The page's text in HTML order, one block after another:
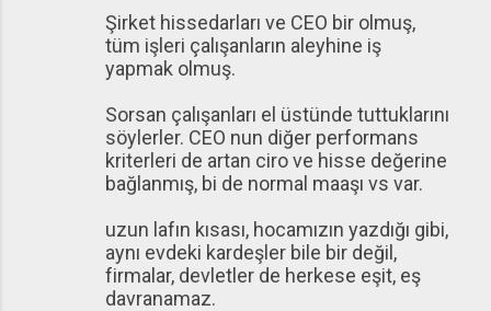
Şirket hissedarları ve CEO bir olmuş,
tüm işleri çalışanların aleyhine iş
yapmak olmuş.
Sorsan çalışanları el üstünde tuttuklarını
söylerler. CEO nun diğer performans
kriterleri de artan ciro ve hisse değerine
bağlanmış, bi de normal maaşı vs var.
uzun lafın kısası, hocamızın yazdığı gibi,
aynı evdeki kardeşler bile bir değil,
firmalar, devletler de herkese eşit, eş
davranamaz.